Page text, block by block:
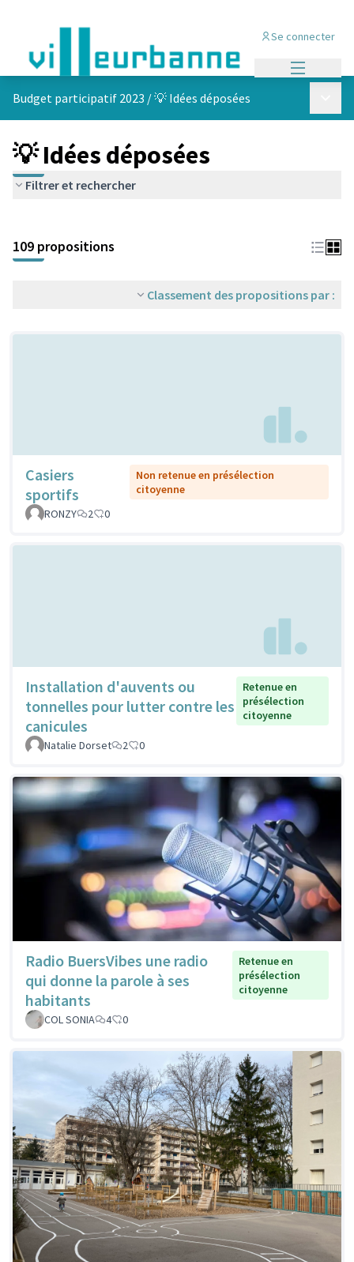
Se connecter
Budget participatif 2023 /💡 Idées déposées
💡 Idées déposées
Filtrer et rechercher
+
−
109 propositions
Classement des propositions par :
Casiers
sportifs
Non retenue en présélection
citoyenne
RONZY
2 0
Installation d'auvents ou
tonnelles pour lutter contre les
canicules
Retenue en
présélection
citoyenne
Natalie Dorset 2 0
Radio BuersVibes une radio
qui donne la parole à ses
habitants
Retenue en
présélection
citoyenne
COL SONIA 4 0